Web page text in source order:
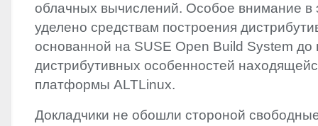
облачных вычислений. Особое внимание в
уделено средствам построения
основанной на SUSE Open Build System до
дистрибутивных особенностей
платформы ALTLinux.
Докладчики не обошли стороной